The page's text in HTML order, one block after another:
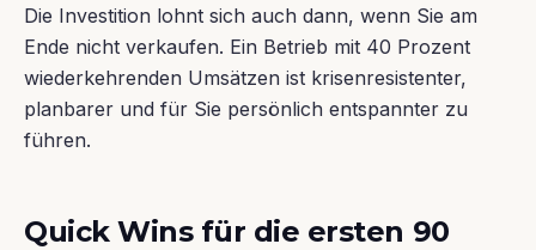
Die Investition lohnt sich auch dann, wenn Sie am
Ende nicht verkaufen. Ein Betrieb mit 40 Prozent
wiederkehrenden Umsätzen ist krisenresistenter,
planbarer und für Sie persönlich entspannter zu
führen.
Quick Wins für die ersten 90